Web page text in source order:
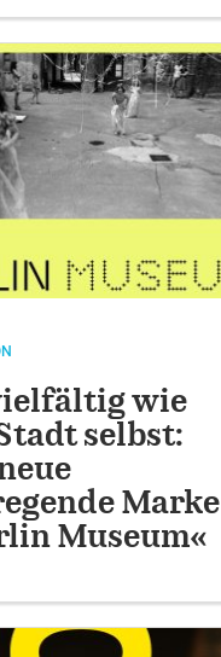
wie
selbst:
Marke
Museum«